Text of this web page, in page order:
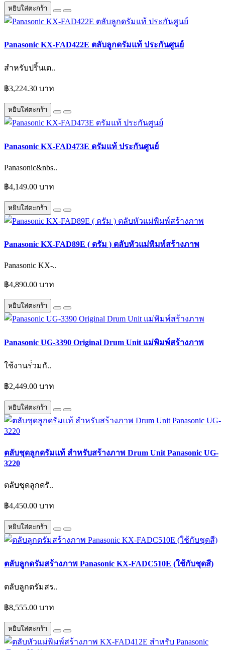
หยิบใส่ตะกร้า
Panasonic KX-FAD422E ตลับลูกดรัมแท้ ประกันศูนย์
สำหรับปริ้นเต..
฿3,224.30 บาท
หยิบใส่ตะกร้า
Panasonic KX-FAD473E ดรัมแท้ ประกันศูนย์
Panasonic&nbs..
฿4,149.00 บาท
หยิบใส่ตะกร้า
Panasonic KX-FAD89E ( ดรัม ) ตลับหัวแม่พิมพ์สร้างภาพ
Panasonic KX-..
฿4,890.00 บาท
หยิบใส่ตะกร้า
Panasonic UG-3390 Original Drum Unit แม่พิมพ์สร้างภาพ
ใช้งานร่่วมกั..
฿2,449.00 บาท
หยิบใส่ตะกร้า
ตลับชุดลูกดรัมแท้ สำหรับสร้างภาพ Drum Unit Panasonic UG-
3220
ตลับชุดลูกดรั..
฿4,450.00 บาท
หยิบใส่ตะกร้า
ตลับลูกดรัมสร้างภาพ Panasonic KX-FADC510E (ใช้กับชุดสี)
ตลับลูกดรัมสร..
฿8,555.00 บาท
หยิบใส่ตะกร้า